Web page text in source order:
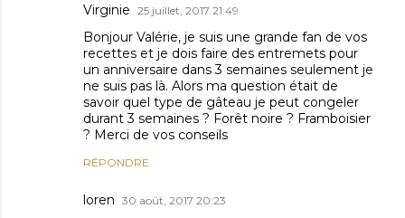
Virginie 25 juillet, 2017 21:49
Bonjour Valérie, je suis une grande fan de vos
recettes et je dois faire des entremets pour
un anniversaire dans 3 semaines seulement je
ne suis pas là. Alors ma question était de
savoir quel type de gâteau je peut congeler
durant 3 semaines ? Forêt noire ? Framboisier
? Merci de vos conseils
RÉPONDRE
loren 30 août, 2017 20:23